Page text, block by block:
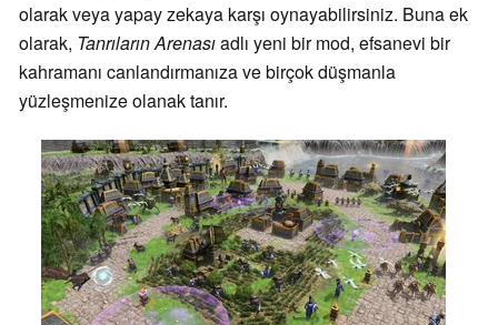
olarak veya yapay zekaya karşı oynayabilirsiniz. Buna ek
olarak, Tanrıların Arenasıadlı yeni bir mod, efsanevi bir
kahramanı canlandırmanıza ve birçok düşmanla
yüzleşmenize olanak tanır.